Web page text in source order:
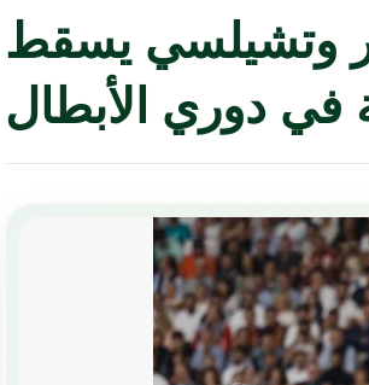
وتشيلسي يسقط
في دوري الأبطال